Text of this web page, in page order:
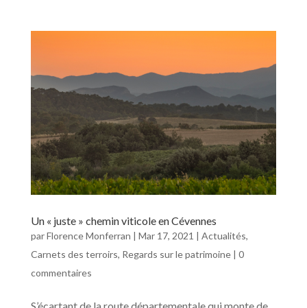
Un « juste » chemin viticole en Cévennes
parFlorence Monferran | Mar 17, 2021 | Actualités,
Carnets des terroirs, Regards sur le patrimoine| 0
commentaires